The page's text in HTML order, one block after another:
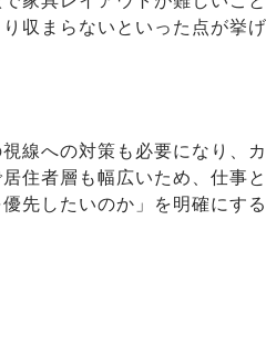
収まらないといった点が挙げ
線への対策も必要になり、
住者層も幅広いため、仕事
先したいのか」を明確にす